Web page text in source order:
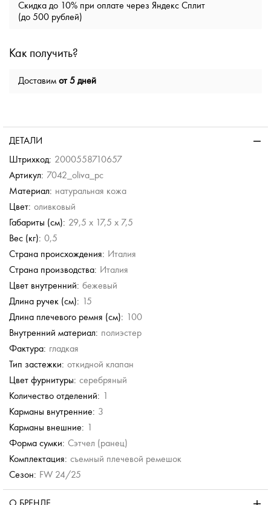
Скидка до 10% при оплате через Яндекс Сплит
(до 500 рублей)
Как получить?
Доставим от 5 дней
ДЕТАЛИ
Штрихкод: 2000558710657
Артикул: 7042_oliva_pc
Материал: натуральная кожа
Цвет: оливковый
Габариты (см): 29,5 x 17,5 x 7,5
Вес (кг): 0,5
Страна происхождения: Италия
Страна производства: Италия
Цвет внутренний: бежевый
Длина ручек (см): 15
Длина плечевого ремня (см): 100
Внутренний материал: полиэстер
Фактура: гладкая
Тип застежки: откидной клапан
Цвет фурнитуры: серебряный
Количество отделений: 1
Карманы внутренние: 3
Карманы внешние: 1
Форма сумки: Сэтчел (ранец)
Комплектация: съемный плечевой ремешок
Сезон: FW 24/25